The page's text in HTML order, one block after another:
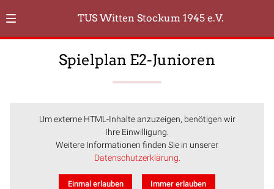
TUS Witten Stockum 1945 e.V.
Spielplan E2-Junioren
Um externe HTML-Inhalte anzuzeigen, benötigen wir
Ihre Einwilligung.
Weitere Informationen finden Sie in unserer
Datenschutzerklärung.
Einmal erlauben Immer erlauben